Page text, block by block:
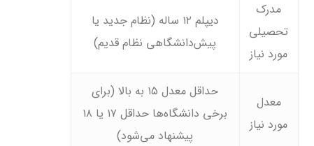
مدرک
تحصیلی
مورد نیاز
دیپلم ۱۲ ساله (نظام جدید یا
پیش‌دانشگاهی نظام قدیم)
معدل
مورد نیاز
حداقل معدل ۱۵ به بالا (برای
برخی دانشگاه‌ها حداقل ۱۷ یا ۱۸
پیشنهاد می‌شود)